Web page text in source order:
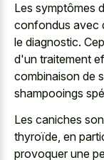
Les symptômes
confondus avec
le diagnostic.
d'un traitement
combinaison de
shampooings
Les caniches
thyroïde, en
provoquer une